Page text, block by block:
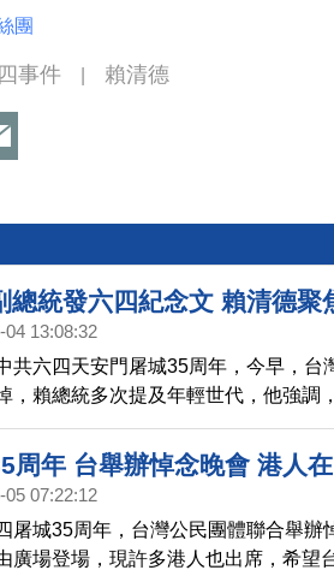
團
事件 賴清德
總統發六四紀念文 賴清德聚
04 13:08:32
共六四天安門屠城35周年，今早，台
，賴總統多次提及年輕世代，他強調
人民。他還說，我們會持續努力，感
周年 台舉辦悼念晚會 港人
05 07:22:12
屠城35周年，台灣公民團體聯合舉辦
廣場登場，現許多港人也出席，希望